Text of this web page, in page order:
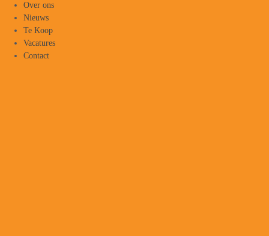
Over ons
Nieuws
Te Koop
Vacatures
Contact